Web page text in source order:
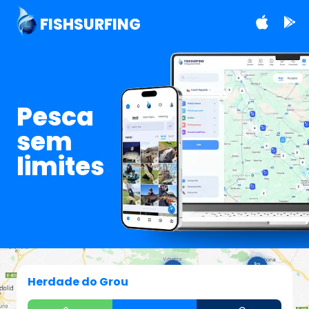
FISHSURFING
Pesca
sem
limites
Herdade do Grou